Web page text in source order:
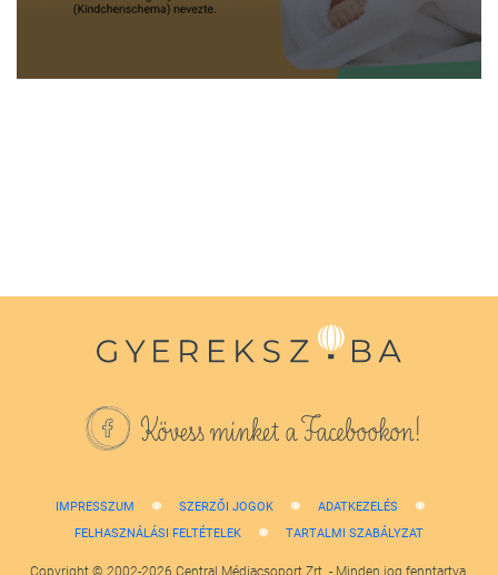
Kövess minket a Facebookon!
IMPRESSZUM SZERZŐI JOGOK
ADATKEZELÉS
FELHASZNÁLÁSI FELTÉTELEK
TARTALMI SZABÁLYZAT
Copyright © 2002-2026 Central Médiacsoport Zrt. - Minden jog fenntartva.